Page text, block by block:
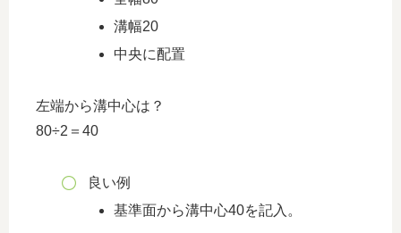
溝幅20
中央に配置
左端から溝中心は？
80÷2＝40
良い例
基準面から溝中心40を記入。